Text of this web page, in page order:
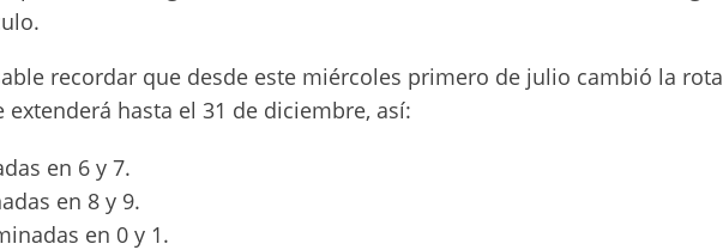
recordar que desde este miércoles primero de julio cambió la
extenderá hasta el 31 de diciembre, así:
en 6 y 7.
en 8 y 9.
en 0 y 1.